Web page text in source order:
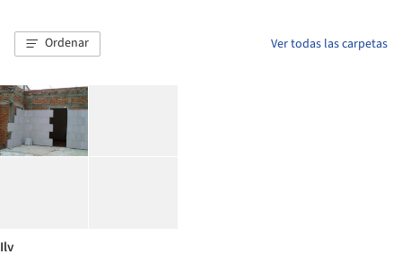
Ordenar Ver todas las carpetas
Ilv